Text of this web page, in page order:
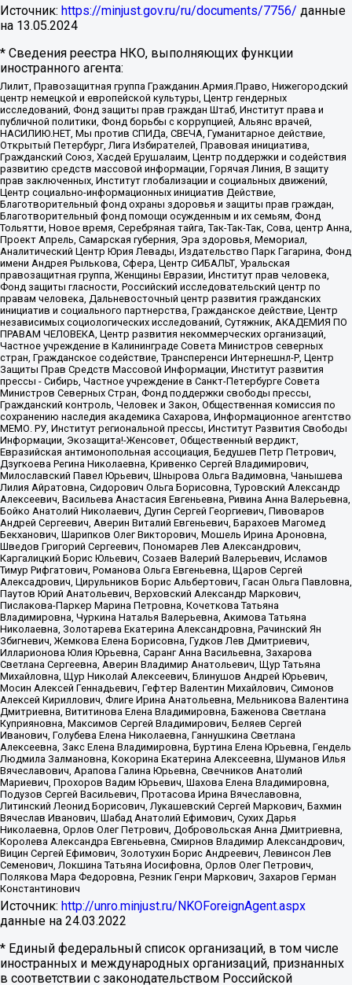
Источник: https://minjust.gov.ru/ru/documents/7756/ данные
на 13.05.2024
* Сведения реестра НКО, выполняющих функции
иностранного агента:
Лилит, Правозащитная группа Гражданин.Армия.Право, Нижегородский
центр немецкой и европейской культуры, Центр гендерных
исследований, Фонд защиты прав граждан Штаб, Институт права и
публичной политики, Фонд борьбы с коррупцией, Альянс врачей,
НАСИЛИЮ.НЕТ, Мы против СПИДа, СВЕЧА, Гуманитарное действие,
Открытый Петербург, Лига Избирателей, Правовая инициатива,
Гражданский Союз, Хасдей Ерушалаим, Центр поддержки и содействия
развитию средств массовой информации, Горячая Линия, В защиту
прав заключенных, Институт глобализации и социальных движений,
Центр социально-информационных инициатив Действие,
Благотворительный фонд охраны здоровья и защиты прав граждан,
Благотворительный фонд помощи осужденным и их семьям, Фонд
Тольятти, Новое время, Серебряная тайга, Так-Так-Так, Сова, центр Анна,
Проект Апрель, Самарская губерния, Эра здоровья, Мемориал,
Аналитический Центр Юрия Левады, Издательство Парк Гагарина, Фонд
имени Андрея Рылькова, Сфера, Центр СИБАЛЬТ, Уральская
правозащитная группа, Женщины Евразии, Институт прав человека,
Фонд защиты гласности, Российский исследовательский центр по
правам человека, Дальневосточный центр развития гражданских
инициатив и социального партнерства, Гражданское действие, Центр
независимых социологических исследований, Сутяжник, АКАДЕМИЯ ПО
ПРАВАМ ЧЕЛОВЕКА, Центр развития некоммерческих организаций,
Частное учреждение в Калининграде Совета Министров северных
стран, Гражданское содействие, Трансперенси Интернешнл-Р, Центр
Защиты Прав Средств Массовой Информации, Институт развития
прессы - Сибирь, Частное учреждение в Санкт-Петербурге Совета
Министров Северных Стран, Фонд поддержки свободы прессы,
Гражданский контроль, Человек и Закон, Общественная комиссия по
сохранению наследия академика Сахарова, Информационное агентство
МЕМО. РУ, Институт региональной прессы, Институт Развития Свободы
Информации, Экозащита!-Женсовет, Общественный вердикт,
Евразийская антимонопольная ассоциация, Бедушев Петр Петрович,
Дзугкоева Регина Николаевна, Кривенко Сергей Владимирович,
Милославский Павел Юрьевич, Шнырова Ольга Вадимовна, Чанышева
Лилия Айратовна, Сидорович Ольга Борисовна, Туровский Александр
Алексеевич, Васильева Анастасия Евгеньевна, Ривина Анна Валерьевна,
Бойко Анатолий Николаевич, Дугин Сергей Георгиевич, Пивоваров
Андрей Сергеевич, Аверин Виталий Евгеньевич, Барахоев Магомед
Бекханович, Шарипков Олег Викторович, Мошель Ирина Ароновна,
Шведов Григорий Сергеевич, Пономарев Лев Александрович,
Каргалицкий Борис Юльевич, Созаев Валерий Валерьевич, Исламов
Тимур Рифгатович, Романова Ольга Евгеньевна, Щаров Сергей
Алексадрович, Цирульников Борис Альбертович, Гасан Ольга Павловна,
Паутов Юрий Анатольевич, Верховский Александр Маркович,
Пислакова-Паркер Марина Петровна, Кочеткова Татьяна
Владимировна, Чуркина Наталья Валерьевна, Акимова Татьяна
Николаевна, Золотарева Екатерина Александровна, Рачинский Ян
Збигневич, Жемкова Елена Борисовна, Гудков Лев Дмитриевич,
Илларионова Юлия Юрьевна, Саранг Анна Васильевна, Захарова
Светлана Сергеевна, Аверин Владимир Анатольевич, Щур Татьяна
Михайловна, Щур Николай Алексеевич, Блинушов Андрей Юрьевич,
Мосин Алексей Геннадьевич, Гефтер Валентин Михайлович, Симонов
Алексей Кириллович, Флиге Ирина Анатольевна, Мельникова Валентина
Дмитриевна, Вититинова Елена Владимировна, Баженова Светлана
Куприяновна, Максимов Сергей Владимирович, Беляев Сергей
Иванович, Голубева Елена Николаевна, Ганнушкина Светлана
Алексеевна, Закс Елена Владимировна, Буртина Елена Юрьевна, Гендель
Людмила Залмановна, Кокорина Екатерина Алексеевна, Шуманов Илья
Вячеславович, Арапова Галина Юрьевна, Свечников Анатолий
Мариевич, Прохоров Вадим Юрьевич, Шахова Елена Владимировна,
Подузов Сергей Васильевич, Протасова Ирина Вячеславовна,
Литинский Леонид Борисович, Лукашевский Сергей Маркович, Бахмин
Вячеслав Иванович, Шабад Анатолий Ефимович, Сухих Дарья
Николаевна, Орлов Олег Петрович, Добровольская Анна Дмитриевна,
Королева Александра Евгеньевна, Смирнов Владимир Александрович,
Вицин Сергей Ефимович, Золотухин Борис Андреевич, Левинсон Лев
Семенович, Локшина Татьяна Иосифовна, Орлов Олег Петрович,
Полякова Мара Федоровна, Резник Генри Маркович, Захаров Герман
Константинович
Источник: http://unro.minjust.ru/NKOForeignAgent.aspx
данные на 24.03.2022
* Единый федеральный список организаций, в том числе
иностранных и международных организаций, признанных
в соответствии с законодательством Российской